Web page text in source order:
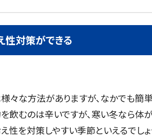
性対策ができる
々な方法がありますが、なかでも簡
飲むのは辛いですが、寒い冬なら体
性を対策しやすい季節といえるでしょ